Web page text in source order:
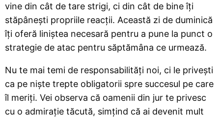
vine din cât de tare strigi, ci din cât de bine îți
stăpânești propriile reacții. Această zi de duminică
îți oferă liniștea necesară pentru a pune la punct o
strategie de atac pentru săptămâna ce urmează.
Nu te mai temi de responsabilități noi, ci le privești
ca pe niște trepte obligatorii spre succesul pe care
îl meriți. Vei observa că oamenii din jur te privesc
cu o admirație tăcută, simțind că ai devenit mult